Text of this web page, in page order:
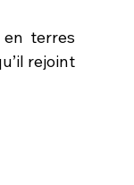
terres
rejoint